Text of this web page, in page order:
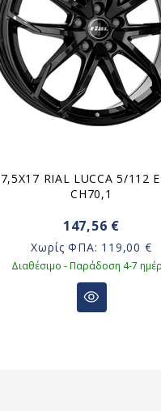
7,5X17 RIAL LUCCA 5/112
CH70,1
147,56 €
Χωρίς ΦΠΑ: 119,00 €
Διαθέσιμο - Παράδοση 4-7